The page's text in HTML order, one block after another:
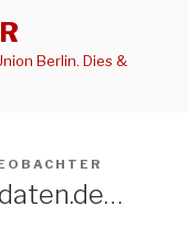
Berlin. Dies &